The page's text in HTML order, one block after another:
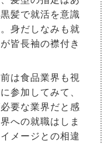
髪で就活を意識
身だしなみも就
皆長袖の襟付き
は食品業界も視
参加してみて、
要な業界だと感
への就職はしま
メージとの相違